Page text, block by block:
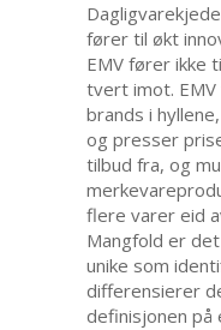
fører til økt
EMV fører ikke
tvert imot.
brands i
og presser
tilbud fra, og
flere varer eid
Mangfold er
unike som
differensierer
definisjonen på